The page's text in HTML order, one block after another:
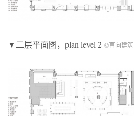
▼二层平面图，plan level 2 ©直向建筑